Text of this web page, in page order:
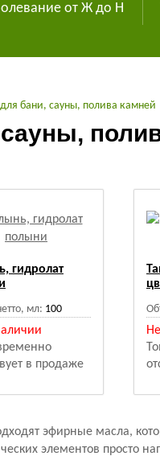
от Ж до Н
бани, сауны, полива камней
гидролат
мл: 100
в продаже
эфирные масла,
элементов просто